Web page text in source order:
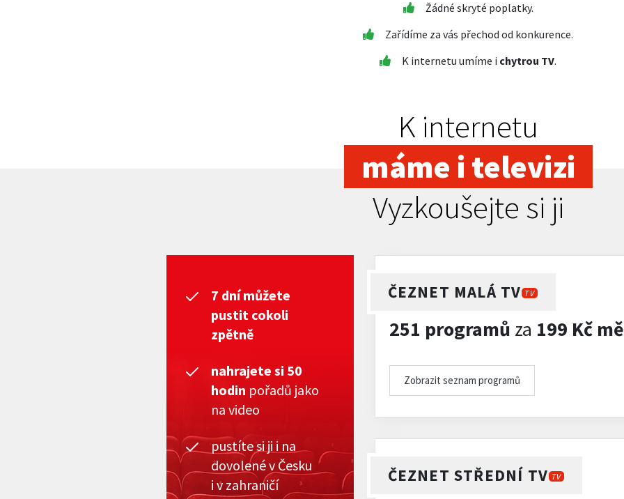
Žádné skryté poplatky.
Zařídíme za vás přechod od konkurence.
K internetu umíme i chytrou TV.
K internetu
máme i televizi
Vyzkoušejte si ji
7 dní můžete
pustit cokoli
zpětně
nahrajete si 50
hodin pořadů jako
na video
pustíte si ji i na
dovolené v Česku
i v zahraničí
ČEZNET MALÁ TV TV
251 programů za 199 Kč
Zobrazit seznam programů
ČEZNET STŘEDNÍ TV TV